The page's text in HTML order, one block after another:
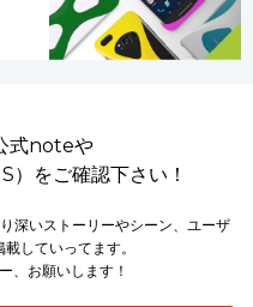
式noteや
）をご確認下さい！
深いストーリーやシーン、ユーザ
していってます。
、お願いします！